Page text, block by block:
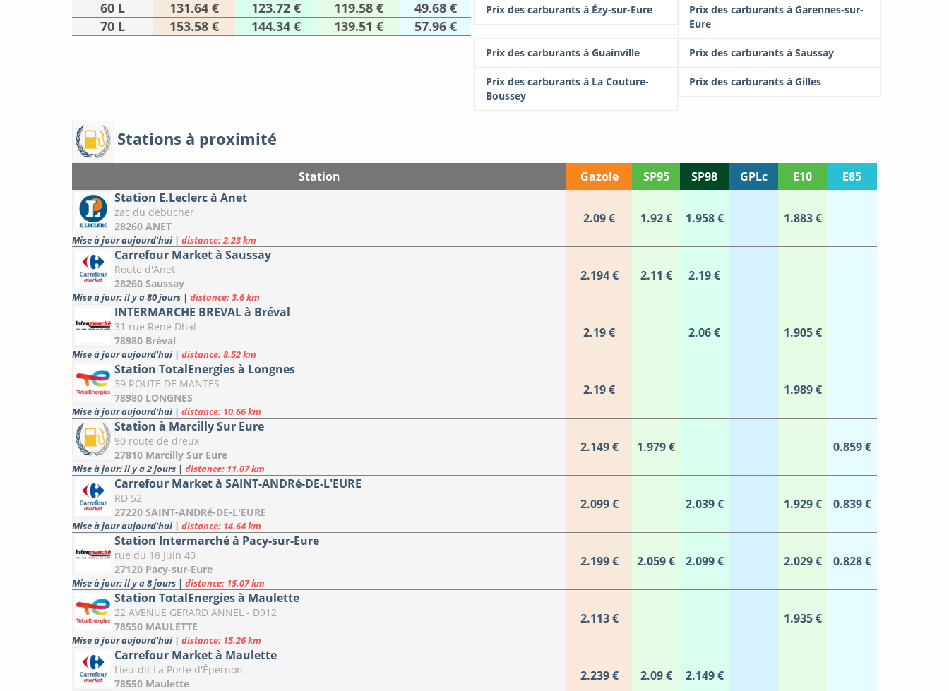
60 L
131.64 € 123.72 € 119.58 €
49.68 €
70 L
153.58 € 144.34 € 139.51 € 57.96 €
Prix des carburants à Ézy-sur-Eure
Prix des carburants à Garennes-sur-
Eure
Prix des carburants à Guainville Prix des carburants à Saussay
Prix des carburants à La Couture-
Boussey
Prix des carburants à Gilles
Stations à proximité
Station Gazole SP95 SP98 GPLc E10
E85
Station E.Leclerc à Anet
zac du debucher
28260 ANET
Mise à jour aujourd'hui | distance: 2.23 km
2.09 € 1.92 € 1.958 € 1.883 €
Carrefour Market à Saussay
Route d'Anet
28260 Saussay
Mise à jour: il y a 80 jours | distance: 3.6 km
2.194 € 2.11 € 2.19 €
INTERMARCHE BREVAL à Bréval
31 rue René Dhal
78980 Bréval
Mise à jour aujourd'hui | distance: 8.52 km
2.19 € 2.06 € 1.905 €
Station TotalEnergies à Longnes
39 ROUTE DE MANTES
78980 LONGNES
Mise à jour aujourd'hui | distance: 10.66 km
2.19 € 1.989 €
Station à Marcilly Sur Eure
90 route de dreux
27810 Marcilly Sur Eure
Mise à jour: il y a 2 jours | distance: 11.07 km
2.149 € 1.979 € 0.859 €
Carrefour Market à SAINT-ANDRé-DE-L'EURE
RD 52
27220 SAINT-ANDRé-DE-L'EURE
Mise à jour aujourd'hui | distance: 14.64 km
2.099 € 2.039 € 1.929 € 0.839 €
Station Intermarché à Pacy-sur-Eure
rue du 18 Juin 40
27120 Pacy-sur-Eure
Mise à jour: il y a 8 jours | distance: 15.07 km
2.199 € 2.059 € 2.099 € 2.029 € 0.828 €
Station TotalEnergies à Maulette
22 AVENUE GERARD ANNEL - D912
78550 MAULETTE
Mise à jour aujourd'hui | distance: 15.26 km
2.113 € 1.935 €
Carrefour Market à Maulette
Lieu-dit La Porte d'Épernon
78550 Maulette
2.239 € 2.09 € 2.149 €